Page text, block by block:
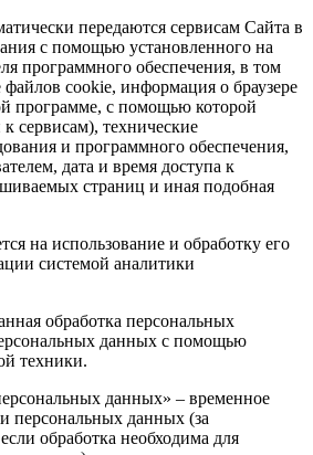
передаются сервисам Сайта в
с помощью установленного на
программного обеспечения, в том
cookie, информация о браузере
программе, с помощью которой
к сервисам), технические
и программного обеспечения,
дата и время доступа к
страниц и иная подобная
на использование и обработку его
системой аналитики
обработка персональных
данных с помощью
техники.
данных» – временное
персональных данных (за
обработка необходима для